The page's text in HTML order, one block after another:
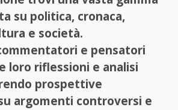
su politica, cronaca,
e società.
e pensatori
loro riflessioni e analisi
prospettive
argomenti controversi e